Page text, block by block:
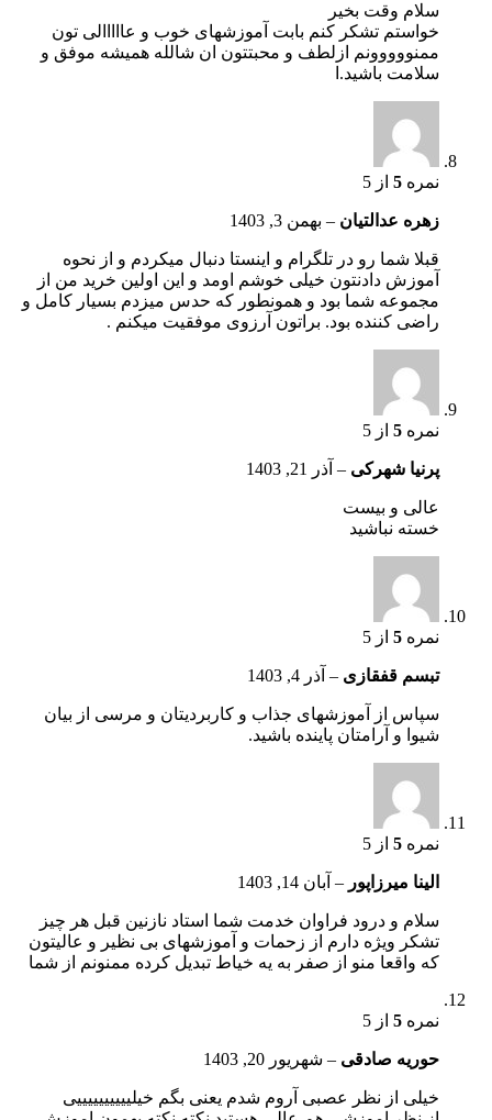
سلام وقت بخیر
خواستم تشکر کنم بابت آموزشهای خوب و عااااالی تون
ممنووووونم ازلطف و محبتتون ان شالله همیشه موفق و
سلامت باشید.ا
نمره 5 از 5
زهره عدالتیان – بهمن 3, 1403
قبلا شما رو در تلگرام و اینستا دنبال میکردم و از نحوه
آموزش دادنتون خیلی خوشم اومد و این اولین خرید من از
مجموعه شما بود و همونطور که حدس میزدم بسیار کامل و
راضی کننده بود. براتون آرزوی موفقیت میکنم .
نمره 5 از 5
پرنیا شهرکی – آذر 21, 1403
عالی و بیست
خسته نباشید
نمره 5 از 5
تبسم قفقازی – آذر 4, 1403
سپاس از آموزشهای جذاب و کاربردیتان و مرسی از بیان
شیوا و آرامتان پاینده باشید.
نمره 5 از 5
الینا میرزاپور – آبان 14, 1403
سلام و درود فراوان خدمت شما استاد نازنین قبل هر چیز
تشکر ویژه دارم از زحمات و آموزشهای بی نظیر و عالیتون
که واقعا منو از صفر به یه خیاط تبدیل کرده ممنونم از شما
نمره 5 از 5
حوریه صادقی – شهریور 20, 1403
خیلی از نظر عصبی آروم شدم یعنی بگم خیلییییییییییی